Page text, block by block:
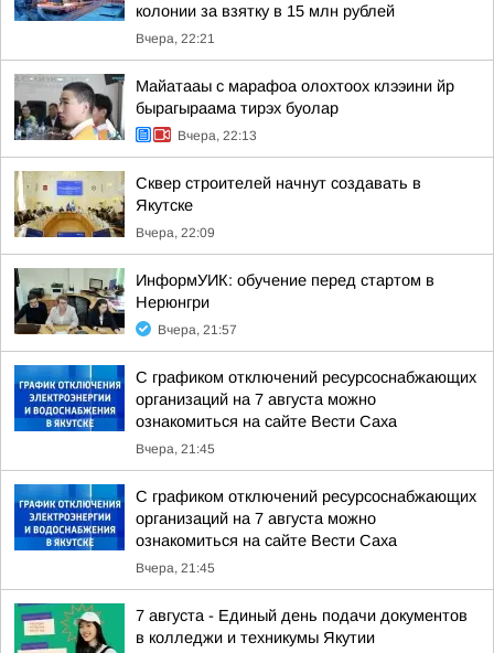
колонии за взятку в 15 млн рублей
Вчера, 22:21
Майатааы с марафоа олохтоох клээини йр
бырагыраама тирэх буолар
Вчера, 22:13
Сквер строителей начнут создавать в
Якутске
Вчера, 22:09
ИнформУИК: обучение перед стартом в
Нерюнгри
Вчера, 21:57
С графиком отключений ресурсоснабжающих
организаций на 7 августа можно
ознакомиться на сайте Вести Саха
Вчера, 21:45
С графиком отключений ресурсоснабжающих
организаций на 7 августа можно
ознакомиться на сайте Вести Саха
Вчера, 21:45
7 августа - Единый день подачи документов
в колледжи и техникумы Якутии